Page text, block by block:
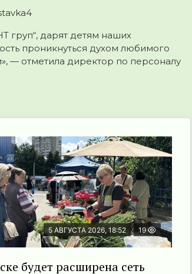
груп“, дарят детям наших
проникнуться духом любимого
— отметила директор по персоналу
5 АВГУСТА 2026, 18:52 19
будет расширена сеть